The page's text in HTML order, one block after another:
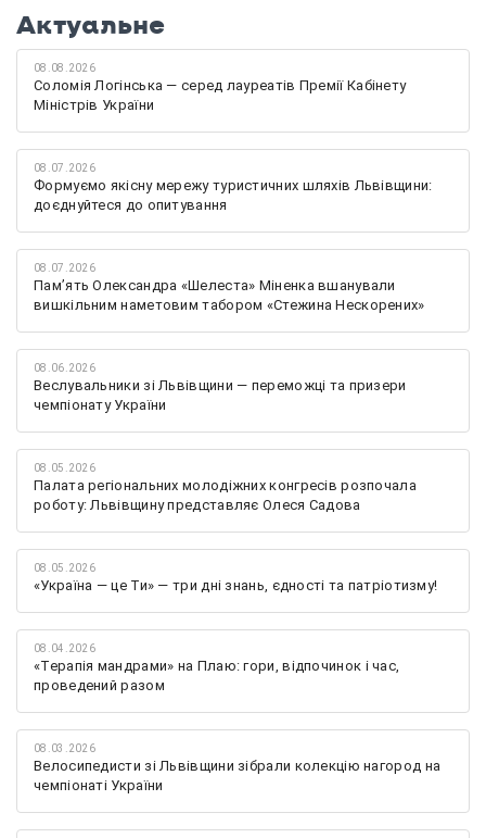
Актуальне
08.08.2026
Соломія Логінська — серед лауреатів Премії Кабінету
Міністрів України
08.07.2026
Формуємо якісну мережу туристичних шляхів Львівщини:
доєднуйтеся до опитування
08.07.2026
Памʼять Олександра «Шелеста» Міненка вшанували
вишкільним наметовим табором «Стежина Нескорених»
08.06.2026
Веслувальники зі Львівщини — переможці та призери
чемпіонату України
08.05.2026
Палата регіональних молодіжних конгресів розпочала
роботу: Львівщину представляє Олеся Садова
08.05.2026
«Україна — це Ти» — три дні знань, єдності та патріотизму!
08.04.2026
«Терапія мандрами» на Плаю: гори, відпочинок і час,
проведений разом
08.03.2026
Велосипедисти зі Львівщини зібрали колекцію нагород на
чемпіонаті України